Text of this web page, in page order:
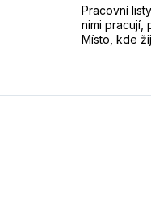
Pracovní
nimi pracují,
Místo, kde